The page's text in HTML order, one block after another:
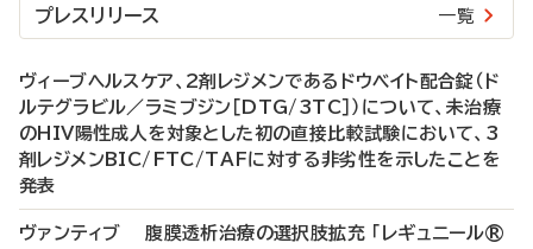
プレスリリース 一覧
ヴィーブヘルスケア、2剤レジメンであるドウベイト配合錠（ド
ルテグラビル／ラミブジン［DTG/3TC］）について、未治療
のHIV陽性成人を対象とした初の直接比較試験において、3
剤レジメンBIC/FTC/TAFに対する非劣性を示したことを
発表
ヴァンティブ 腹膜透析治療の選択肢拡充 「レギュニール®